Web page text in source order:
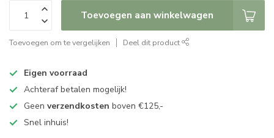
Toevoegen aan winkelwagen
Toevoegen om te vergelijken Deel dit product
Eigen voorraad
Achteraf betalen mogelijk!
Geen verzendkosten boven €125,-
Snel inhuis!